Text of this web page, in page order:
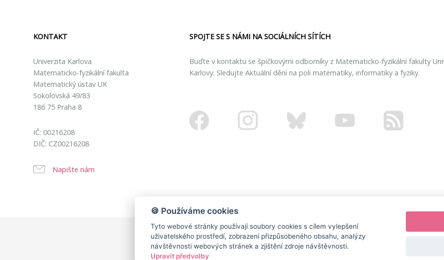
KONTAKT
Univerzita Karlova
Matematicko-fyzikální fakulta
Matematický ústav UK
Sokolovská 49/83
186 75 Praha 8
IČ: 00216208
DIČ: CZ00216208
Napište nám
SPOJTE SE S NÁMI NA SOCIÁLNÍCH SÍTÍCH
Buďte v kontaktu se špičkovými odborníky z Matematicko-fyzikální fakulty
Karlovy. Sledujte Aktuální dění na poli matematiky, informatiky a fyziky.
© 2025Univerzita Karlova, Matematicko-fyzikální fakulta
🍪 Používáme cookies
Tyto webové stránky používají soubory cookies s cílem vylepšení
uživatelského prostředí, zobrazení přizpůsobeného obsahu, analýzy
návštěvnosti webových stránek a zjištění zdroje návštěvnosti.
Upravit předvolby